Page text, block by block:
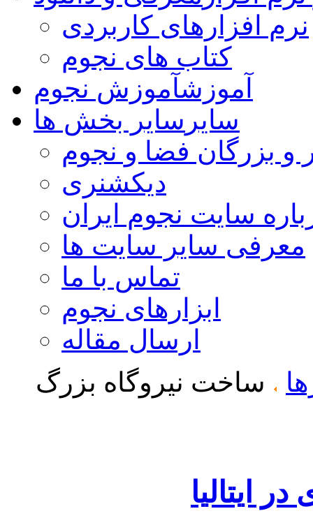
نرم افزارهای کاربردی
کتاب های نجوم
آموزشآموزش نجوم
سایر سایر بخش ها
و بزرگان فضا و نجوم
دیکشنری
سایت نجوم ایران
معرفی سایر سایت ها
تماس با ما
ابزارهای نجوم
ارسال مقاله
ساخت نیروگاه بزرگ
ایتالیا